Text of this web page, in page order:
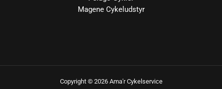
Magene Cykeludstyr
Copyright © 2026 Ama'r Cykelservice